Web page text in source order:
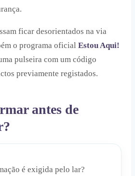
ficar desorientados na via
o programa oficial Estou Aqui!
pulseira com um código
previamente registados.
antes de
é exigida pelo lar?